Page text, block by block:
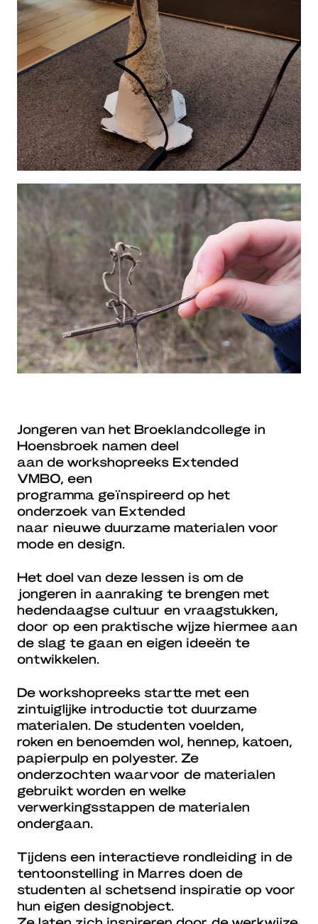
Jongeren van het Broeklandcollege in
Hoensbroek namen deel
aan de workshopreeks Extended
VMBO, een
programma geïnspireerd op het
onderzoek van Extended
naar nieuwe duurzame materialen voor
mode en design.
Het doel van deze lessen is om de
jongeren in aanraking te brengen met
hedendaagse cultuur en vraagstukken,
door op een praktische wijze hiermee aan
de slag te gaan en eigen ideeën te
ontwikkelen.
De workshopreeks startte met een
zintuiglijke introductie tot duurzame
materialen. De studenten voelden,
roken en benoemden wol, hennep, katoen,
papierpulp en polyester. Ze
onderzochten waarvoor de materialen
gebruikt worden en welke
verwerkingsstappen de materialen
ondergaan.
Tijdens een interactieve rondleiding in de
tentoonstelling in Marres doen de
studenten al schetsend inspiratie op voor
hun eigen designobject.